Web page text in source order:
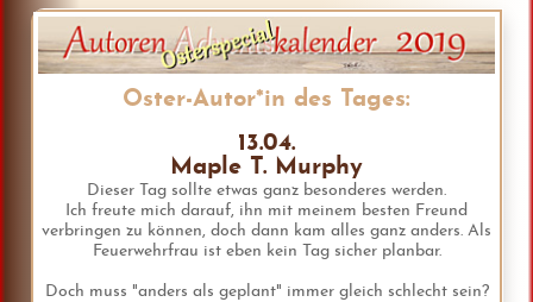
Oster-Autor*in des Tages:
13.04.
Maple T. Murphy
Dieser Tag sollte etwas ganz besonderes werden.
Ich freute mich darauf, ihn mit meinem besten Freund
verbringen zu können, doch dann kam alles ganz anders. Als
Feuerwehrfrau ist eben kein Tag sicher planbar.
Doch muss "anders als geplant" immer gleich schlecht sein?